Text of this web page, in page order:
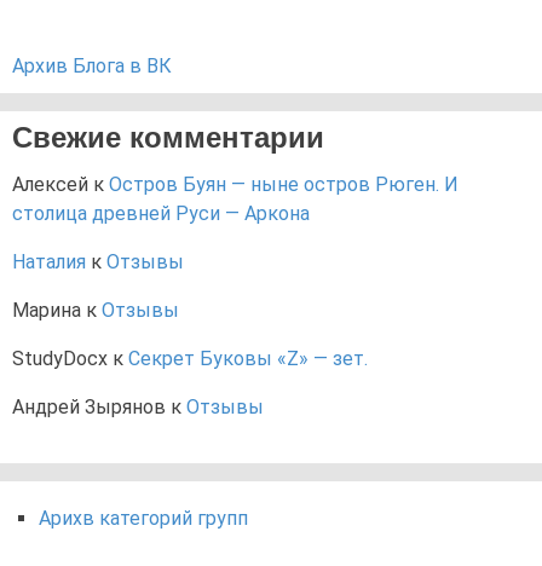
Архив Блога в ВК
Свежие комментарии
Алексей к Остров Буян — ныне остров Рюген. И
столица древней Руси — Аркона
Наталия к Отзывы
Марина к Отзывы
StudyDocx к Секрет Буковы «Z» — зет.
Андрей Зырянов к Отзывы
Арихв категорий групп